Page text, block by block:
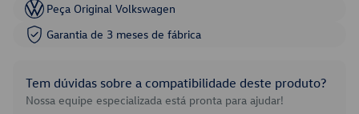
Peça Original Volkswagen
Garantia de 3 meses de fábrica
Tem dúvidas sobre a compatibilidade deste produto?
Nossa equipe especializada está pronta para ajudar!